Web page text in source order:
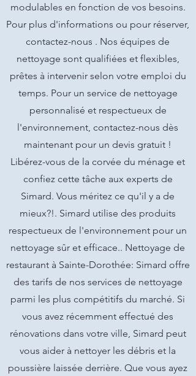
modulables en fonction de vos besoins.
Pour plus d'informations ou pour réserver,
contactez-nous . Nos équipes de
nettoyage sont qualifiées et flexibles,
prêtes à intervenir selon votre emploi du
temps. Pour un service de nettoyage
personnalisé et respectueux de
l'environnement, contactez-nous dès
maintenant pour un devis gratuit !
Libérez-vous de la corvée du ménage et
confiez cette tâche aux experts de
Simard. Vous méritez ce qu'il y a de
mieux?!. Simard utilise des produits
respectueux de l'environnement pour un
nettoyage sûr et efficace.. Nettoyage de
restaurant à Sainte-Dorothée: Simard offre
des tarifs de nos services de nettoyage
parmi les plus compétitifs du marché. Si
vous avez récemment effectué des
rénovations dans votre ville, Simard peut
vous aider à nettoyer les débris et la
poussière laissée derrière. Que vous ayez